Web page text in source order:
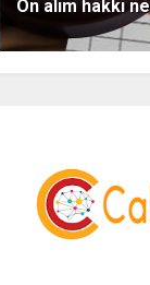
Ön alım hakkı